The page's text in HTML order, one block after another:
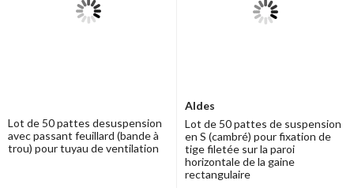
Lot de 50 pattes desuspension
avec passant feuillard (bande à
trou) pour tuyau de ventilation
Aldes
Lot de 50 pattes de suspension
en S (cambré) pour fixation de
tige filetée sur la paroi
horizontale de la gaine
rectangulaire